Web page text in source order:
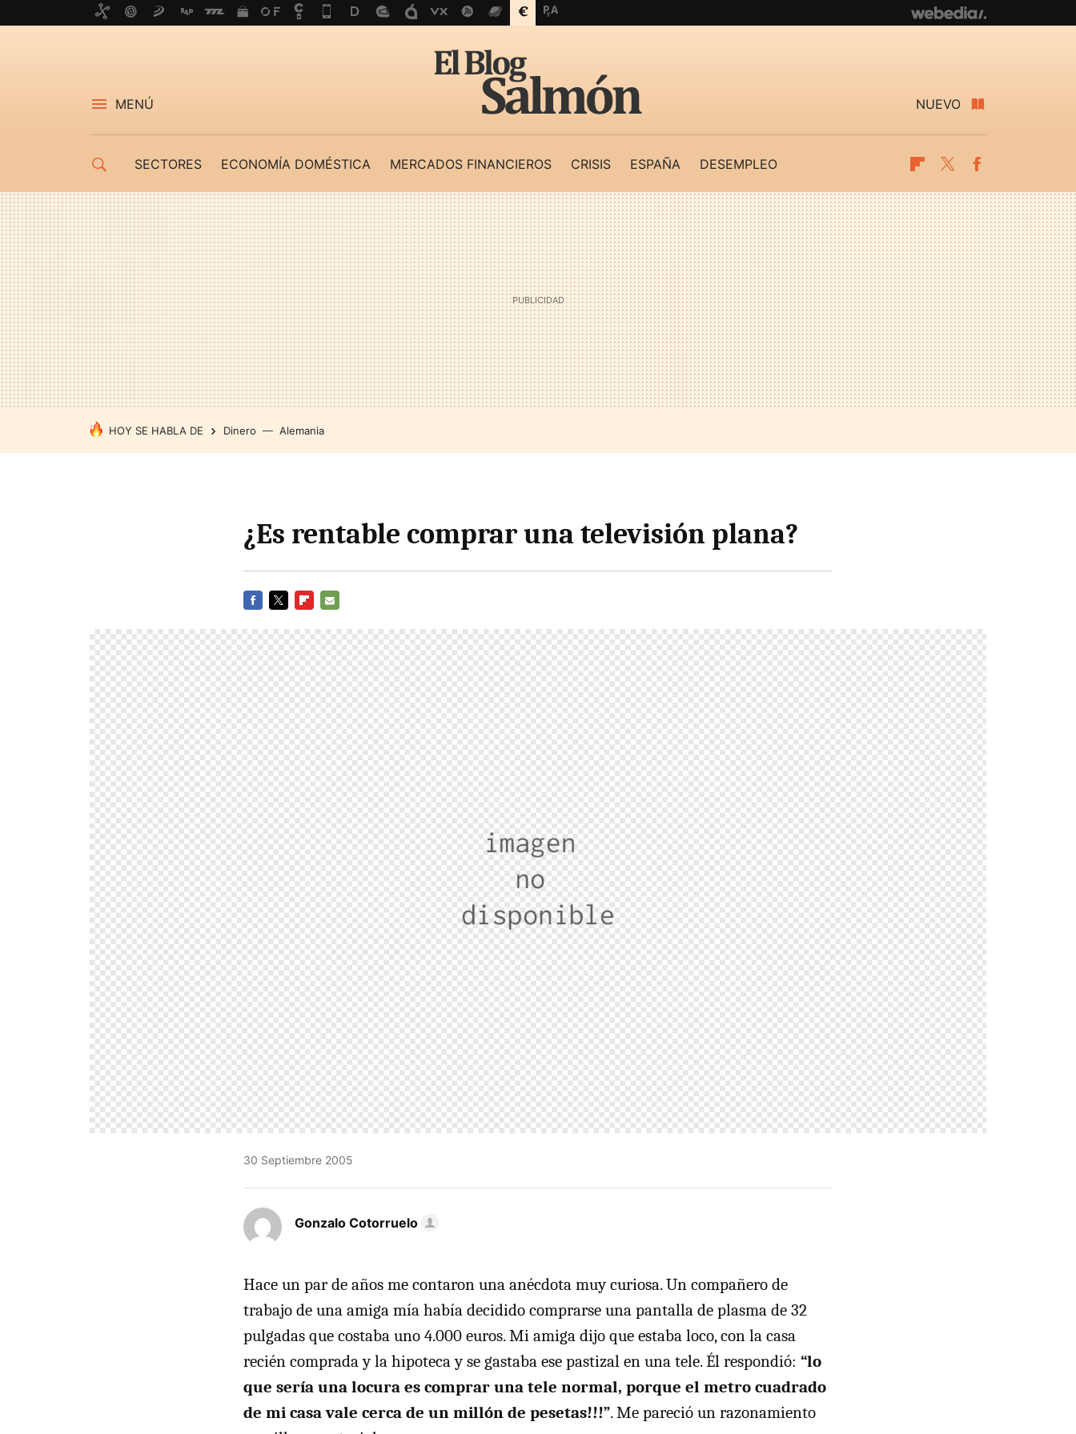
MENÚ NUEVO
SECTORES ECONOMÍA DOMÉSTICA MERCADOS FINANCIEROS CRISIS ESPAÑA DESEMPLEO Flipboard
Twitter
HOY SE HABLA DE Dinero Alemania
¿Es rentable comprar una televisión plana?
MAIL
30 Septiembre 2005
Gonzalo Cotorruelo
Hace un par de años me contaron una anécdota muy curiosa. Un compañero de
trabajo de una amiga mía había decidido comprarse una pantalla de plasma de 32
pulgadas que costaba uno 4.000 euros. Mi amiga dijo que estaba loco, con la casa
recién comprada y la hipoteca y se gastaba ese pastizal en una tele. Él respondió: “lo
que sería una locura es comprar una tele normal, porque el metro cuadrado
de mi casa vale cerca de un millón de pesetas!!!”. Me pareció un razonamiento